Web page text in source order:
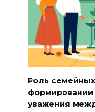
Роль
формировании
уважения